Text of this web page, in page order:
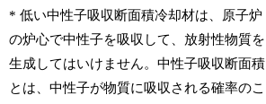
* 低い中性子吸収断面積冷却材は、原子炉
の炉心で中性子を吸収して、放射性物質を
生成してはいけません。中性子吸収断面積
とは、中性子が物質に吸収される確率のこ